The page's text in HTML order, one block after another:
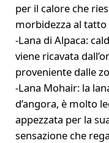
per il calore che
morbidezza al tatto
-Lana di Alpaca:
viene ricavata
proveniente dalle
-Lana Mohair: la
d’angora, è molto
appezzata per la
sensazione che